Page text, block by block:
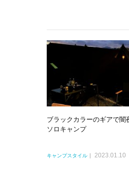
ブラックカラーのギアで闇
ソロキャンプ
キャンプスタイル 2023.01.10